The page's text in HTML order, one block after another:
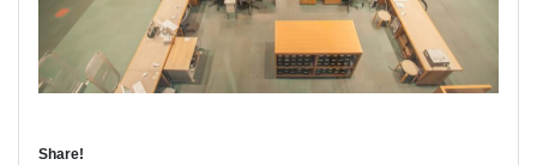
Share!